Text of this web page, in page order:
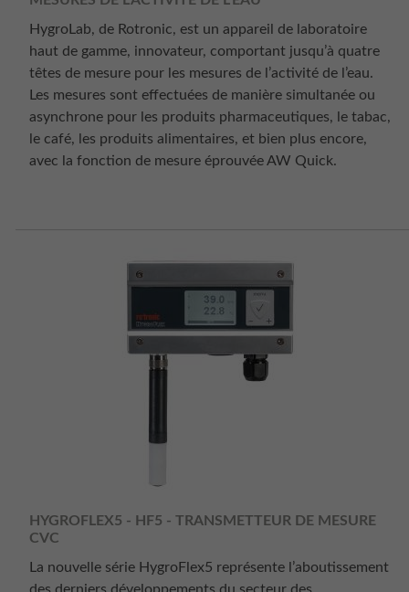
HygroLab, de Rotronic, est un appareil de laboratoire
haut de gamme, innovateur, comportant jusqu’à quatre
têtes de mesure pour les mesures de l’activité de l’eau.
Les mesures sont effectuées de manière simultanée ou
asynchrone pour les produits pharmaceutiques, le tabac,
le café, les produits alimentaires, et bien plus encore,
avec la fonction de mesure éprouvée AW Quick.
HYGROFLEX5 - HF5 - TRANSMETTEUR DE MESURE
CVC
La nouvelle série HygroFlex5 représente l’aboutissement
des derniers développements du secteur des